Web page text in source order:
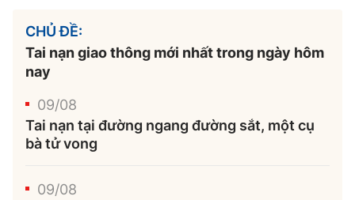
CHỦ ĐỀ:
Tai nạn giao thông mới nhất trong ngày hôm
nay
09/08
Tai nạn tại đường ngang đường sắt, một cụ
bà tử vong
09/08